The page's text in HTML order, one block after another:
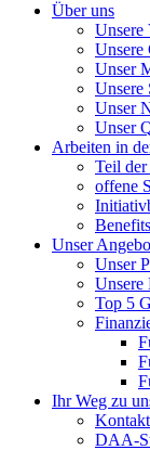
Über uns
Unsere
Unsere
Unser
Unsere
Unser
Unser
Arbeiten in
Teil
offene
Benefits
Unser
Unser
Unsere
Top 5
Ihr Weg zu
DAA-